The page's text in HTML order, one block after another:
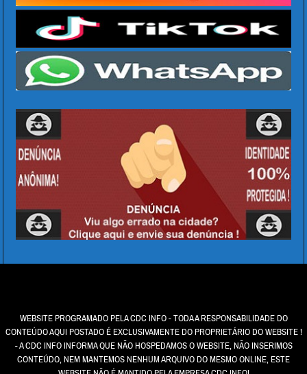
WEBSITE PROGRAMADO PELA CDC INFO - TODA A RESPONSABILIDADE DO
CONTEÚDO AQUI POSTADO É EXCLUSIVAMENTE DO PROPRIETÁRIO DO WEBSITE !
- A CDC INFO INFORMA QUE NÃO HOSPEDAMOS O WEBSITE, NÃO INSERIMOS
CONTEÚDO, NEM MANTEMOS NENHUM ARQUIVO DO MESMO ONLINE, ESTE